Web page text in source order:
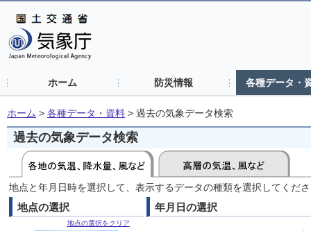
ホーム 防災情報 各種データ・
ホーム > 各種データ・資料 > 過去の気象データ検索
過去の気象データ検索
地点と年月日時を選択して、表示するデータの種類を選択してくだ
地点の選択
地点の選択をクリア
年月日の選択